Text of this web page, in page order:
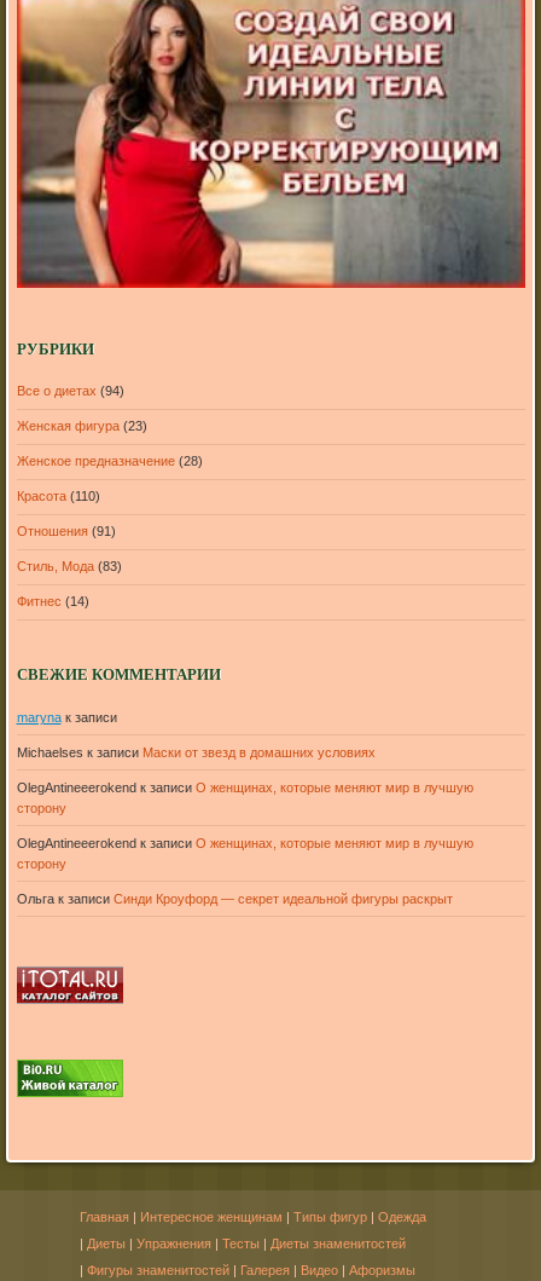
РУБРИКИ
Все о диетах (94)
Женская фигура(23)
Женское предназначение(28)
Красота(110)
Отношения(91)
Стиль, Мода(83)
Фитнес (14)
СВЕЖИЕ КОММЕНТАРИИ
marynaк записи
Michaelses к записи Маски от звезд в домашних условиях
OlegAntineeerokendк записи О женщинах, которые меняют мир в лучшую
сторону
OlegAntineeerokendк записи О женщинах, которые меняют мир в лучшую
сторону
Ольгак записи Синди Кроуфорд — секрет идеальной фигуры раскрыт
Главная Интересное женщинам Типы фигур
Одежда
Диеты Упражнения Тесты
Диеты знаменитостей
Фигуры знаменитостей Галерея Видео Афоризмы